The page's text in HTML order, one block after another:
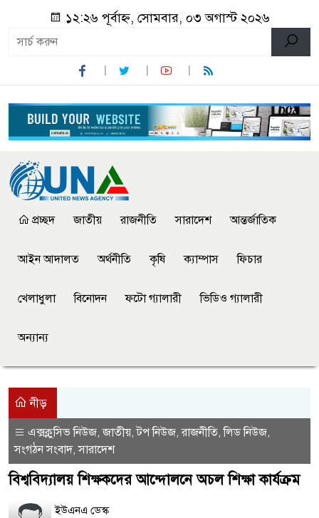
১২:২৬ পূর্বাহ্ন, সোমবার, ০৩ অগাস্ট ২০২৬
প্রচ্ছদ জাতীয় রাজনীতি সারাদেশ আন্তর্জাতিক
আইন আদালত অর্থনীতি কৃষি ক্যাম্পাস ফিচার
খেলাধুলা বিনোদন ফটো গ্যালারী ভিডিও গ্যালারী
অন্যান্য
নীড়
এক্সক্লুসিভ নিউজ,জাতীয়,টপ নিউজ,রাজনীতি,লিড নিউজ,
সংগঠন সংবাদ,সারাদেশ
বিশ্ববিদ্যালয় শিক্ষকদের আন্দোলনে অচল শিক্ষা কার্যক্রম
ইউএনএ ডেস্ক